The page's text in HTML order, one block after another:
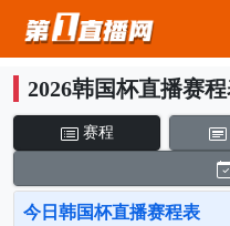
2026韩国杯直播赛
赛程
今日韩国杯直播赛程表